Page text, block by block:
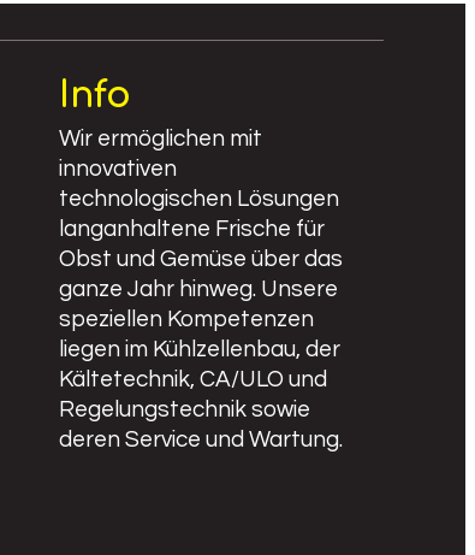
Info
Wir ermöglichen mit
innovativen
technologischen Lösungen
langanhaltene Frische für
Obst und Gemüse über das
ganze Jahr hinweg. Unsere
speziellen Kompetenzen
liegen im Kühlzellenbau, der
Kältetechnik, CA/ULO und
Regelungstechnik sowie
deren Service und Wartung.